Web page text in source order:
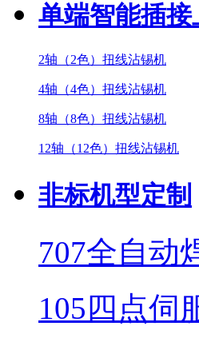
单端智能插接
2轴（2色）扭线沾锡机
4轴（4色）扭线沾锡机
8轴（8色）扭线沾锡机
12轴（12色）扭线沾锡机
非标机型定制
707全自动
105四点伺